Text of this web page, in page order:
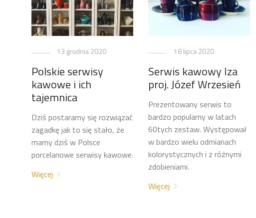
13 grudnia 2020
Polskie serwisy
kawowe i ich
tajemnica
Dziś postaramy się rozwiązać
zagadkę jak to się stało, że
mamy dziś w Polsce
porcelanowe serwisy kawowe.
Więcej
18 lipca 2020
Serwis kawowy Iza
proj. Józef Wrzesień
Prezentowany serwis to
bardzo popularny w latach
60tych zestaw. Występował
w bardzo wielu odmianach
kolorystycznych i z różnymi
zdobieniami.
Więcej